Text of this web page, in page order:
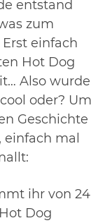
entstand
zum
einfach
Hot Dog
Also wurde
oder? Um
Geschichte
einfach mal
ihr von 24
Dog